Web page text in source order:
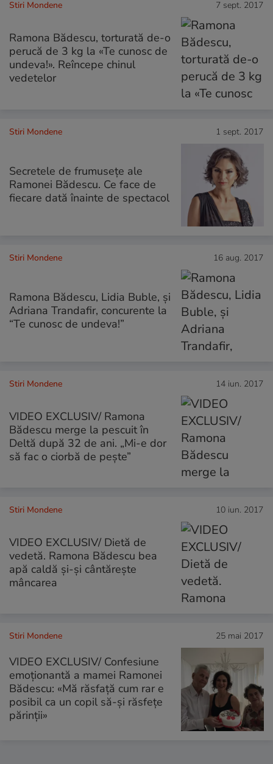
Stiri Mondene 7 sept. 2017
Ramona Bădescu, torturată de-o
perucă de 3 kg la «Te cunosc de
undeva!». Reîncepe chinul
vedetelor
Stiri Mondene 1 sept. 2017
Secretele de frumusețe ale
Ramonei Bădescu. Ce face de
fiecare dată înainte de spectacol
Stiri Mondene 16 aug. 2017
Ramona Bădescu, Lidia Buble, și
Adriana Trandafir, concurente la
“Te cunosc de undeva!”
Stiri Mondene 14 iun. 2017
VIDEO EXCLUSIV/ Ramona
Bădescu merge la pescuit în
Deltă după 32 de ani. „Mi-e dor
să fac o ciorbă de pește”
Stiri Mondene 10 iun. 2017
VIDEO EXCLUSIV/ Dietă de
vedetă. Ramona Bădescu bea
apă caldă și-și cântărește
mâncarea
Stiri Mondene 25 mai 2017
VIDEO EXCLUSIV/ Confesiune
emoționantă a mamei Ramonei
Bădescu: «Mă răsfață cum rar e
posibil ca un copil să-și răsfețe
părinții»